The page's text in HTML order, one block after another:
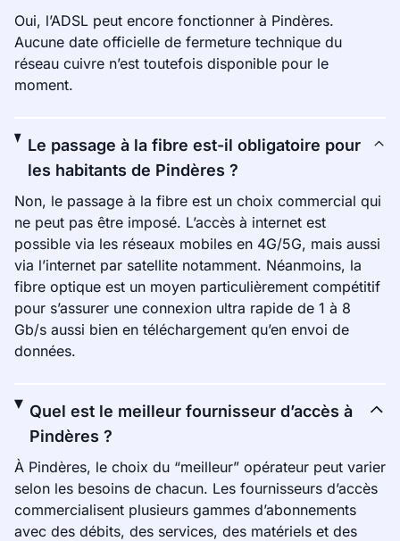
Oui, l’ADSL peut encore fonctionner à Pindères.
Aucune date officielle de fermeture technique du
réseau cuivre n’est toutefois disponible pour le
moment.
Le passage à la fibre est-il obligatoire pour
les habitants de Pindères ?
Non, le passage à la fibre est un choix commercial qui
ne peut pas être imposé. L’accès à internet est
possible via les réseaux mobiles en 4G/5G, mais aussi
via l’internet par satellite notamment. Néanmoins, la
fibre optique est un moyen particulièrement compétitif
pour s’assurer une connexion ultra rapide de 1 à 8
Gb/s aussi bien en téléchargement qu’en envoi de
données.
Quel est le meilleur fournisseur d’accès à
Pindères ?
À Pindères, le choix du “meilleur” opérateur peut varier
selon les besoins de chacun. Les fournisseurs d’accès
commercialisent plusieurs gammes d’abonnements
avec des débits, des services, des matériels et des